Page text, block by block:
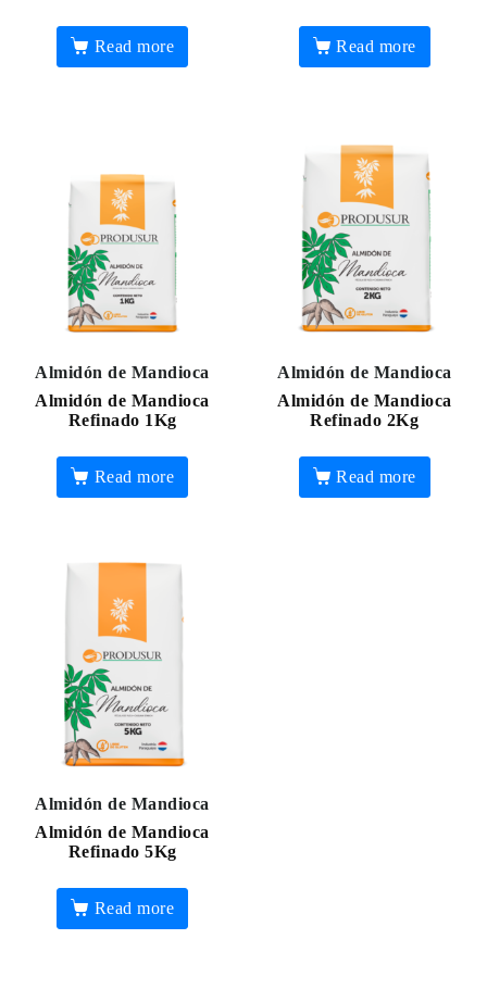
Read more Read more
Almidón de Mandioca
Almidón de Mandioca
Refinado 1Kg
Read more
Almidón de Mandioca
Almidón de Mandioca
Refinado 2Kg
Read more
Almidón de Mandioca
Almidón de Mandioca
Refinado 5Kg
Read more